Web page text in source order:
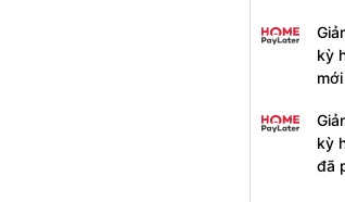
kỳ
mới
kỳ
đã